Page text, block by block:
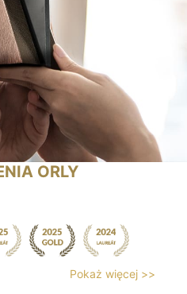
ORLY
Pokaż więcej >>